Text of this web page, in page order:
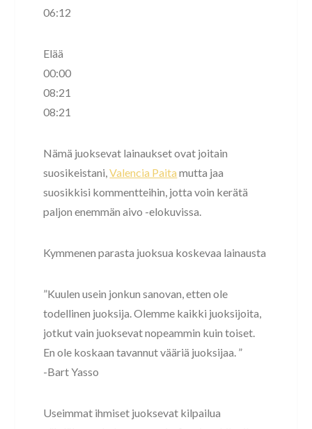
06:12
Elää
00:00
08:21
08:21
Nämä juoksevat lainaukset ovat joitain
suosikeistani,Valencia Paita mutta jaa
suosikkisi kommentteihin, jotta voin kerätä
paljon enemmän aivo -elokuvissa.
Kymmenen parasta juoksua koskevaa lainausta
”Kuulen usein jonkun sanovan, etten ole
todellinen juoksija. Olemme kaikki juoksijoita,
jotkut vain juoksevat nopeammin kuin toiset.
En ole koskaan tavannut vääriä juoksijaa. ”
-Bart Yasso
Useimmat ihmiset juoksevat kilpailua